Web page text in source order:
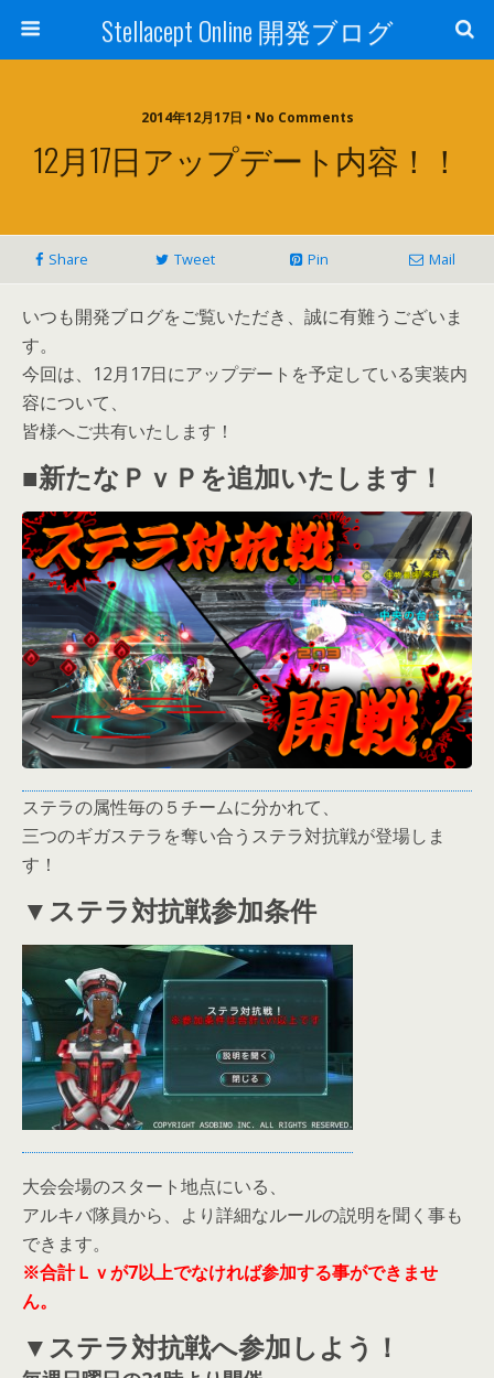
Stellacept Online 開発ブログ
2014年12月17日 • No Comments
12月17日アップデート内容！！
Share Tweet Pin Mail
いつも開発ブログをご覧いただき、誠に有難うございま
す。
今回は、12月17日にアップデートを予定している実装内
容について、
皆様へご共有いたします！
■新たなＰｖＰを追加いたします！
ステラの属性毎の５チームに分かれて、
三つのギガステラを奪い合うステラ対抗戦が登場しま
す！
▼ステラ対抗戦参加条件
大会会場のスタート地点にいる、
アルキバ隊員から、より詳細なルールの説明を聞く事も
できます。
※合計Ｌｖが7以上でなければ参加する事ができませ
ん。
▼ステラ対抗戦へ参加しよう！